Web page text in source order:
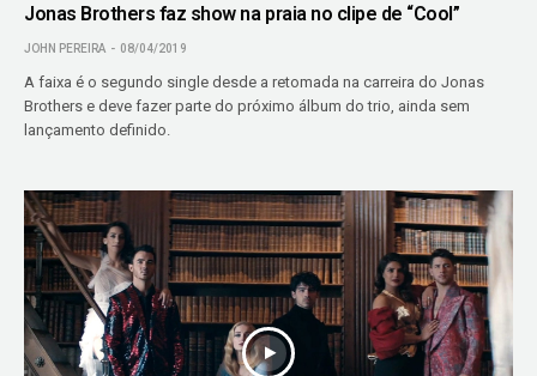
Jonas Brothers faz show na praia no clipe de “Cool”
JOHN PEREIRA 08/04/2019
A faixa é o segundo single desde a retomada na carreira do Jonas
Brothers e deve fazer parte do próximo álbum do trio, ainda sem
lançamento definido.